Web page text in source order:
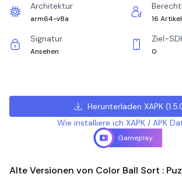
Architektur
arm64-v8a 16
Signatur
Ansehen
Ziel-
0
Herunterladen XAPK(
Wie installiere ich XAPK / APK
Gameplay
Alte Versionen von Color Ball Sort :